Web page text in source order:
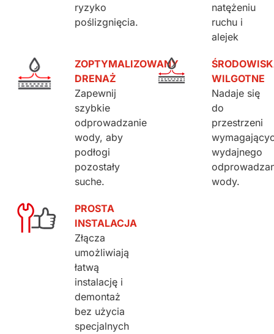
ryzyko
poślizgnięcia.
natężeniu
ruchu i
alejek
ZOPTYMALIZOWANY
DRENAŻ
Zapewnij
szybkie
odprowadzanie
wody, aby
podłogi
pozostały
suche.
WILGOTNE
Nadaje się
do
przestrzeni
wydajnego
wody.
PROSTA
INSTALACJA
Złącza
umożliwiają
łatwą
instalację i
demontaż
bez użycia
specjalnych